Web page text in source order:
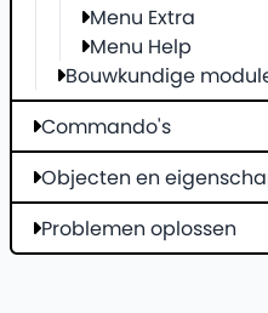
Menu Extra
Menu Help
Bouwkundige
Commando's
Objecten en
Problemen oplossen